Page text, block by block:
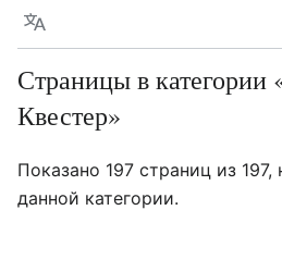
Язык
Страницы в категории
Квестер»
Показано 197 страниц из
данной категории.